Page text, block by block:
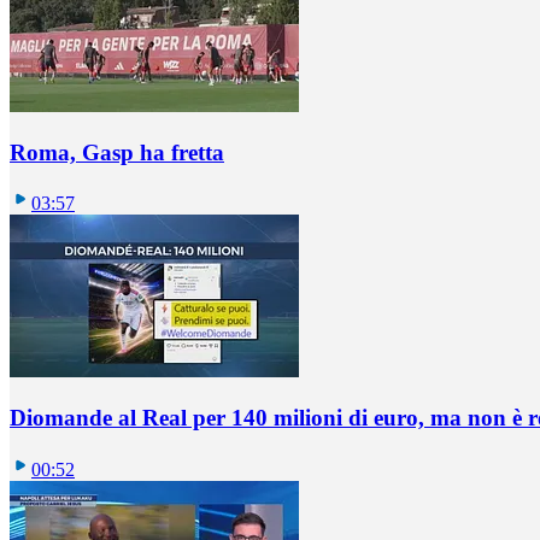
Roma, Gasp ha fretta
03:57
Diomande al Real per 140 milioni di euro, ma non è
00:52